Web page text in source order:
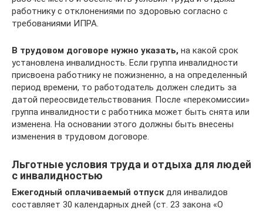
работнику с отклонениями по здоровью согласно с
требованиями ИПРА.
В трудовом договоре нужно указать, на какой срок
установлена инвалидность. Если группа инвалидности
присвоена работнику не пожизненно, а на определенный
период времени, то работодатель должен следить за
датой переосвидетельствования. После «перекомиссии»
группа инвалидности с работника может быть снята или
изменена. На основании этого должны быть внесены
изменения в трудовом договоре.
Льготные условия труда и отдыха для людей
с инвалидностью
Ежегодный оплачиваемый отпускдля инвалидов
составляет 30 календарных дней (ст. 23 закона «О